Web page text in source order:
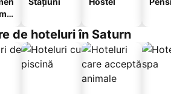
de hoteluri în Saturn